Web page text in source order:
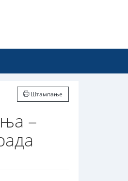
Штампање
–